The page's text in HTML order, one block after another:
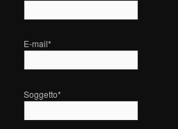
E-mail*
Soggetto*